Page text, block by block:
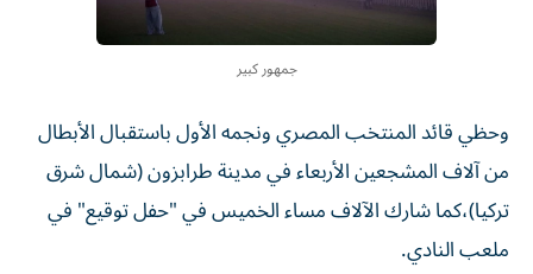
جمهور كبير
وحظي قائد المنتخب المصري ونجمه الأول باستقبال الأبطال
من آلاف المشجعين الأربعاء في مدينة طرابزون (شمال شرق
تركيا)،كما شارك الآلاف مساء الخميس في "حفل توقيع" في
ملعب النادي.